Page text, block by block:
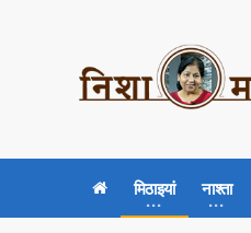
मिठाइयां नाश्ता